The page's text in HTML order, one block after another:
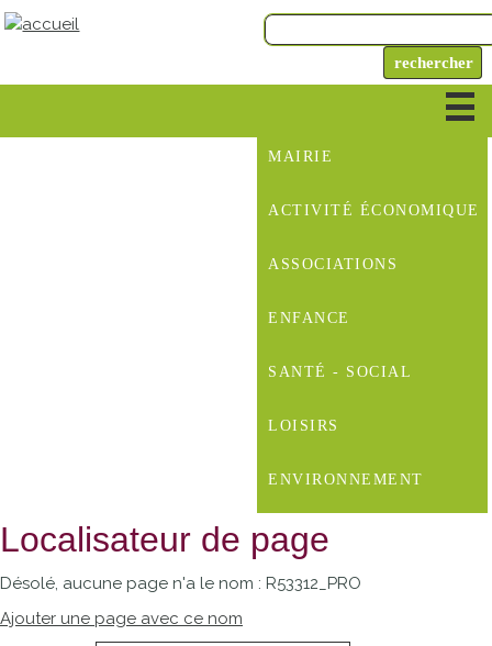
MAIRIE
ACTIVITÉ ÉCONOMIQUE
ASSOCIATIONS
ENFANCE
SANTÉ - SOCIAL
LOISIRS
ENVIRONNEMENT
Localisateur de page
Désolé, aucune page n'a le nom : R53312_PRO
Ajouter une page avec ce nom